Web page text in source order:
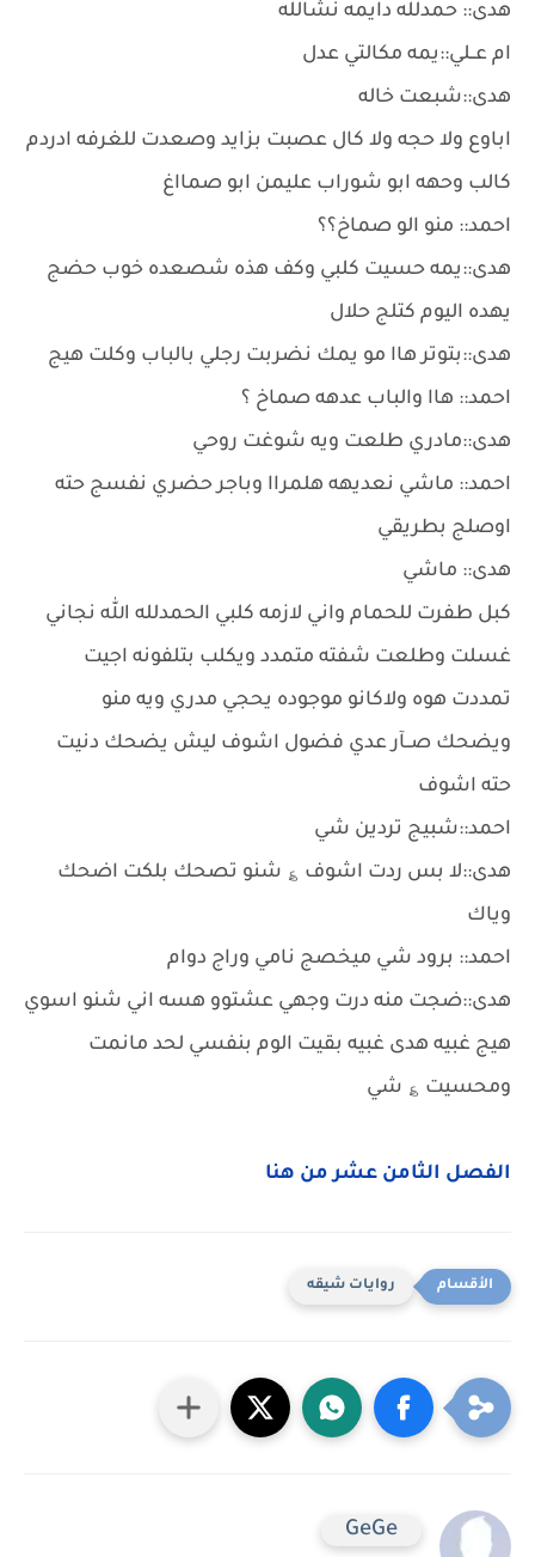
هدى:: حمدلله دايمه نشالله
ام عــلي::يمه مكالتي عدل
هدى::شبعت خاله
اباوع ولا حجه ولا كال عصبت بزايد وصعدت للغرفه ادردم
كالب وحهه ابو شوراب عليمن ابو صمااغ
احمد:: منو الو صماخ؟؟
هدى::يمه حسيت كلبي وكف هذه شصعده خوب حضج
يهده اليوم كتلج حلال
هدى::بتوتر هاا مو يمك نضربت رجلي بالباب وكلت هيج
احمد:: هاا والباب عدهه صماخ ؟
هدى::مادري طلعت ويه شوغت روحي
احمد:: ماشي نعديهه هلمراا وباجر حضري نفسج حته
اوصلج بطريقي
هدى:: ماشي
كبل طفرت للحمام واني لازمه كلبي الحمدلله الله نجاني
غسلت وطلعت شفته متمدد ويكلب بتلفونه اجيت
تمددت هوه ولاكانو موجوده يحجي مدري ويه منو
ويضحك صــآر عدي فضول اشوف ليش يضحك دنيت
حته اشوف
احمد::شبيج تردين شي
هدى::لا بس ردت اشوف ؏ شنو تصحك بلكت اضحك
وياك
احمد:: برود شي ميخصج نامي وراج دوام
هدى::ضجت منه درت وجهي عشتوو هسه اني شنو اسوي
هيج غبيه هدى غبيه بقيت الوم بنفسي لحد مانمت
ومحسيت ؏ شي
الفصل الثامن عشر من هنا
روايات شيقه
GeGe